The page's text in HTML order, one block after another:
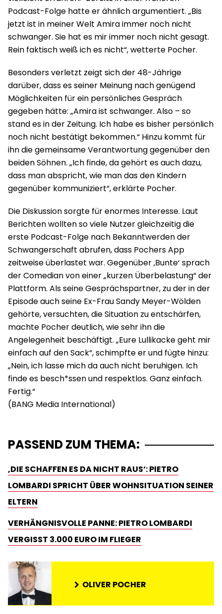
Podcast-Folge hatte er ähnlich argumentiert. „Bis
jetzt ist in meiner Welt Amira immer noch nicht
schwanger. Sie hat es mir immer noch nicht gesagt.
Rein faktisch weiß ich es nicht“, wetterte Pocher.
Besonders verletzt zeigt sich der 48-Jährige
darüber, dass es seiner Meinung nach genügend
Möglichkeiten für ein persönliches Gespräch
gegeben hätte: „Amira ist schwanger. Also – so
stand es in der Zeitung. Ich habe es bisher persönlich
noch nicht bestätigt bekommen.“ Hinzu kommt für
ihn die gemeinsame Verantwortung gegenüber den
beiden Söhnen. „Ich finde, da gehört es auch dazu,
dass man abspricht, wie man das den Kindern
gegenüber kommuniziert“, erklärte Pocher.
Die Diskussion sorgte für enormes Interesse. Laut
Berichten wollten so viele Nutzer gleichzeitig die
erste Podcast-Folge nach Bekanntwerden der
Schwangerschaft abrufen, dass Pochers App
zeitweise überlastet war. Gegenüber ‚Bunte‘ sprach
der Comedian von einer „kurzen Überbelastung“ der
Plattform. Als seine Gesprächspartner, zu der in der
Episode auch seine Ex-Frau Sandy Meyer-Wölden
gehörte, versuchten, die Situation zu entschärfen,
machte Pocher deutlich, wie sehr ihn die
Angelegenheit beschäftigt. „Eure Lullikacke geht mir
einfach auf den Sack“, schimpfte er und fügte hinzu:
„Nein, ich lasse mich da auch nicht beruhigen. Ich
finde es besch*ssen und respektlos. Ganz einfach.
Fertig.“
PASSEND ZUM THEMA:
‚DIE SCHAFFEN ES DA NICHT RAUS‘: PIETRO
LOMBARDI SPRICHT ÜBER WOHNSITUATION SEINER
ELTERN
VERHÄNGNISVOLLE PANNE: PIETRO LOMBARDI
VERGISST 3.000 EURO IM FLIEGER
OLIVER POCHER